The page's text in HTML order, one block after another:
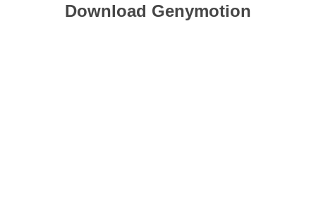
Download Genymotion